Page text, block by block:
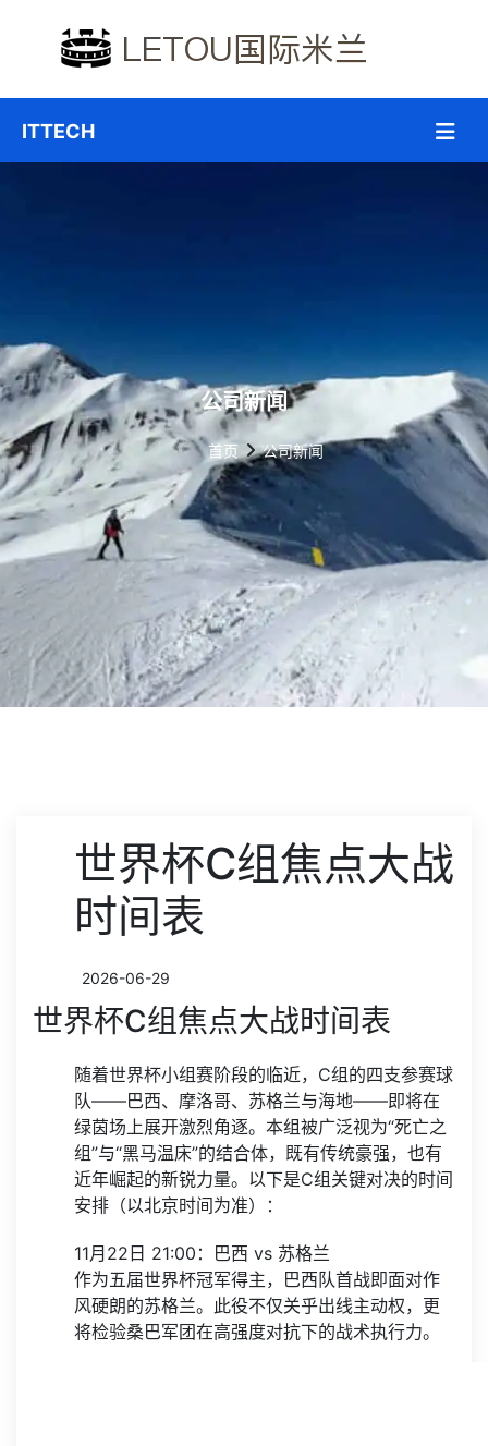
公司新闻
首页 公司新闻
世界杯C组焦点大战
时间表
2026-06-29
世界杯C组焦点大战时间表
随着世界杯小组赛阶段的临近，C组的四支参赛球
队——巴西、摩洛哥、苏格兰与海地——即将在
绿茵场上展开激烈角逐。本组被广泛视为“死亡之
组”与“黑马温床”的结合体，既有传统豪强，也有
近年崛起的新锐力量。以下是C组关键对决的时间
安排（以北京时间为准）：
11月22日 21:00：巴西 vs 苏格兰
作为五届世界杯冠军得主，巴西队首战即面对作
风硬朗的苏格兰。此役不仅关乎出线主动权，更
将检验桑巴军团在高强度对抗下的战术执行力。